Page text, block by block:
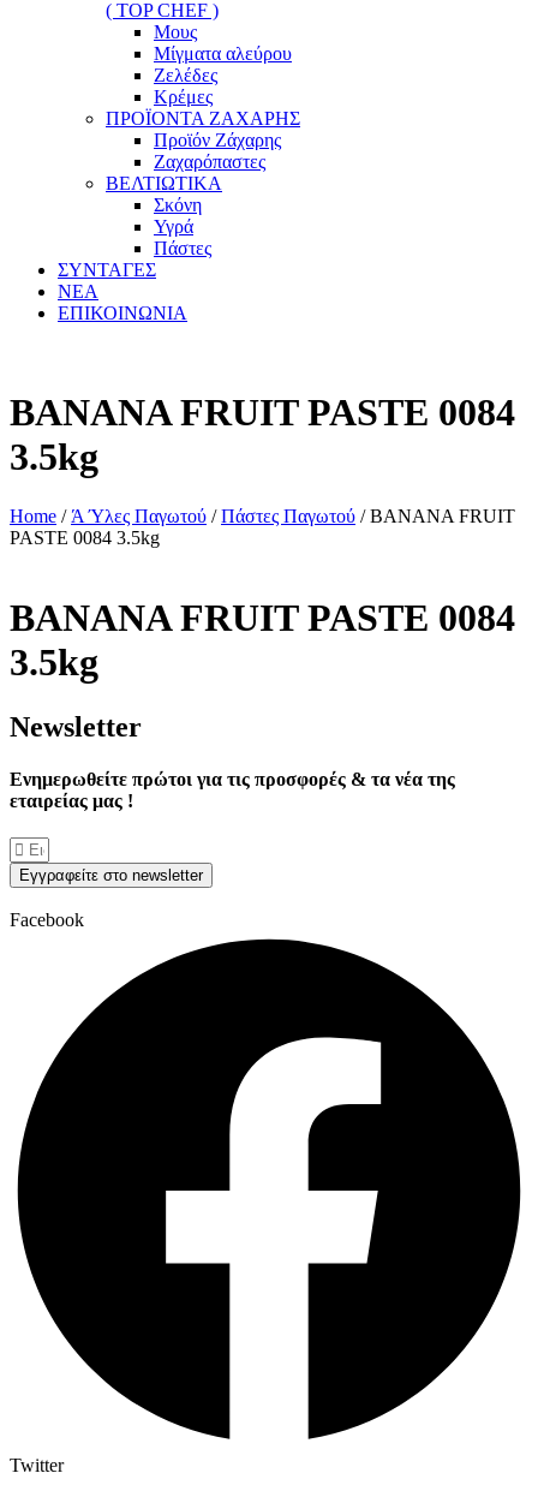
( TOP CHEF )
Μους
Μίγματα αλεύρου
Ζελέδες
Κρέμες
ΠΡΟΪΟΝΤΑ ΖΑΧΑΡΗΣ
Προϊόν Ζάχαρης
Ζαχαρόπαστες
ΒΕΛΤΙΩΤΙΚΑ
Σκόνη
Υγρά
Πάστες
ΣΥΝΤΑΓΕΣ
ΝΕΑ
ΕΠΙΚΟΙΝΩΝΙΑ
BANANA FRUIT PASTE 0084
3.5kg
Home / Ά Ύλες Παγωτού /Πάστες Παγωτού / BANANA FRUIT
PASTE 0084 3.5kg
BANANA FRUIT PASTE 0084
3.5kg
Νewsletter
Ενημερωθείτε πρώτοι για τις προσφορές & τα νέα της
εταιρείας μας !
Εγγραφείτε στο newsletter
Facebook
Twitter